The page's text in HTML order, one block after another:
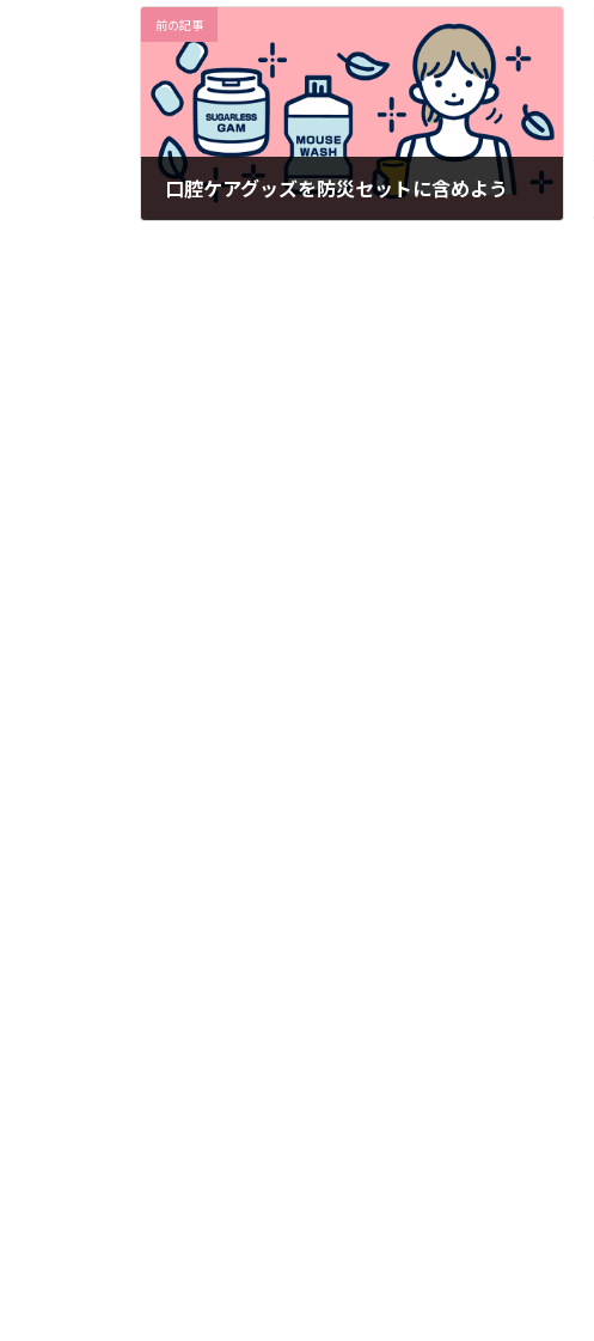
前の記事
口腔ケアグッズを防災セットに含めよう